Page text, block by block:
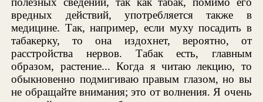
вредных действий, употребляется также в
медицине. Так, например, если муху посадить в
табакерку, то она издохнет, вероятно, от
расстройства нервов. Табак есть, главным
образом, растение... Когда я читаю лекцию, то
обыкновенно подмигиваю правым глазом, но вы
не обращайте внимания; это от волнения. Я очень